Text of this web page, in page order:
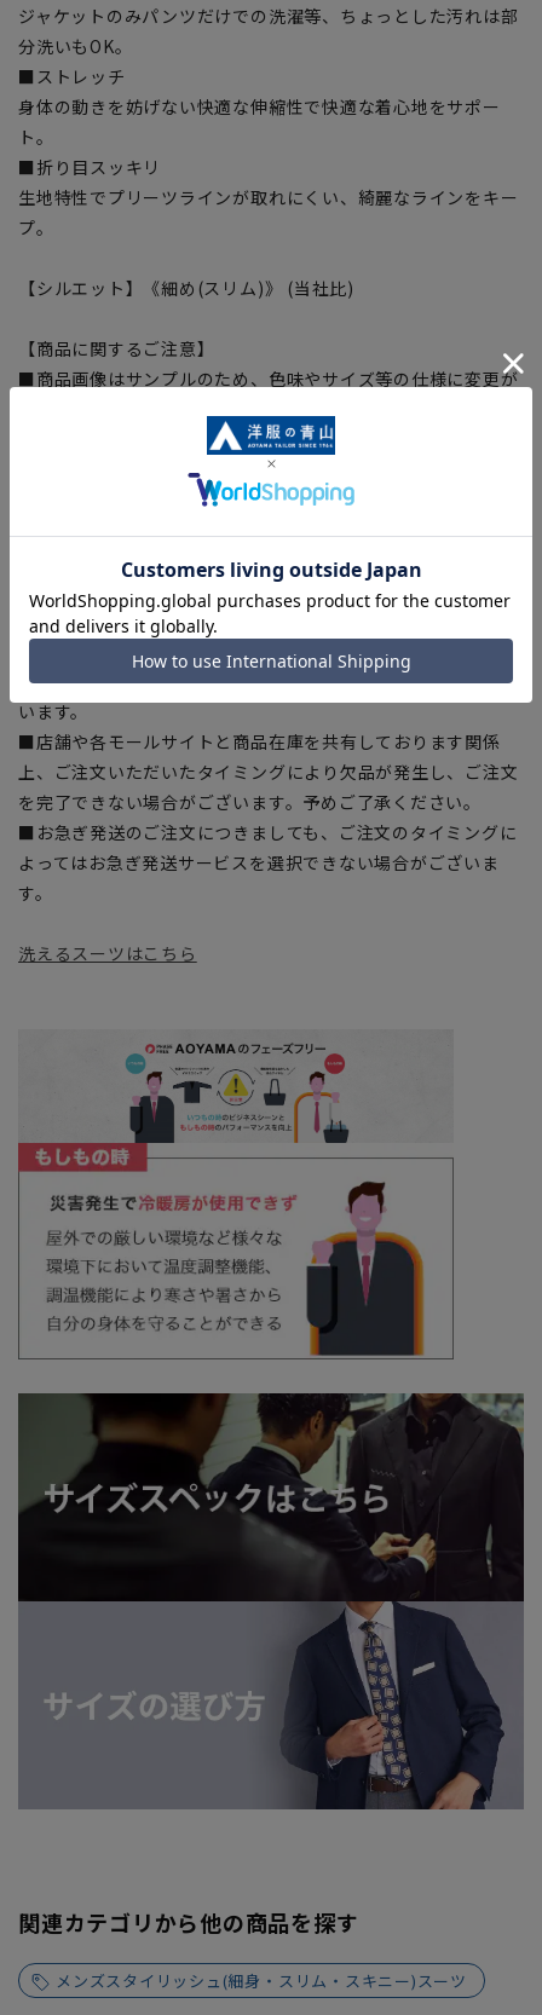
ジャケットのみパンツだけでの洗濯等、ちょっとした汚れは部
分洗いもOK。
■ストレッチ
身体の動きを妨げない快適な伸縮性で快適な着心地をサポー
ト。
■折り目スッキリ
生地特性でプリーツラインが取れにくい、綺麗なラインをキー
プ。
【シルエット】《細め(スリム)》 (当社比)
【商品に関するご注意】
■商品画像はサンプルのため、色味やサイズ等の仕様に変更が
■ゆとり感には個人差があります。サイズ表を確認の上、ご購
入の目安としてご利用ください。
■生地や仕様・デザインにより、着用感や実際のサイズ表に若
■サイズスペックは仕上がりサイズを記載しております。一
部、商品現物におすすめサイズ(ヌードサイズ)を記載している
商品もございます。
■ブラウザやお使いのモニター環境、また撮影時の室内外の光
加減により、実際の商品と掲載画像の色味が異なる場合がござ
います。
■店舗や各モールサイトと商品在庫を共有しております関係
上、ご注文いただいたタイミングにより欠品が発生し、ご注文
を完了できない場合がございます。予めご了承ください。
■お急ぎ発送のご注文につきましても、ご注文のタイミングに
よってはお急ぎ発送サービスを選択できない場合がございま
す。
洗えるスーツはこちら
関連カテゴリから他の商品を探す
メンズスタイリッシュ(細身・スリム・スキニー)スーツ